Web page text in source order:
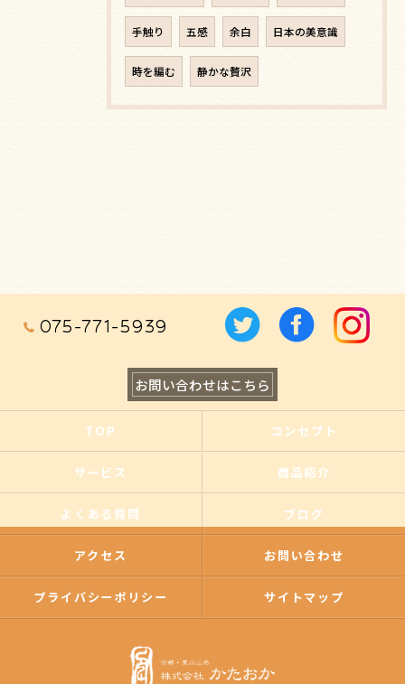
手触り 五感 余白 日本の美意識
時を編む 静かな贅沢
075-771-5939
お問い合わせはこちら
TOP コンセプト
サービス 商品紹介
よくある質問 ブログ
アクセス お問い合わせ
プライバシーポリシー サイトマップ